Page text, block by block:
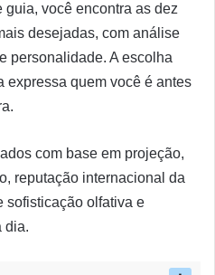
você encontra as dez
desejadas, com análise
personalidade. A escolha
expressa quem você é antes
com base em projeção,
reputação internacional da
sofisticação olfativa e
dia.